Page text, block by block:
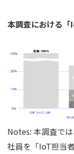
本調査における
Notes: 本調査で
社員を「IoT担当